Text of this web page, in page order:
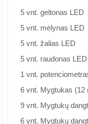
5 vnt. geltonas LED
5 vnt. mėlynas LED
5 vnt. žalias LED
5 vnt. raudonas LED
1 vnt.
6 vnt. Mygtukas (12
9 vnt. Mygtukų
6 vnt. Mygtukų